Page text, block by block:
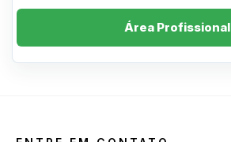
Área Profissional